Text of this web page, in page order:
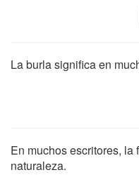
La burla significa en
En muchos escritores,
naturaleza.